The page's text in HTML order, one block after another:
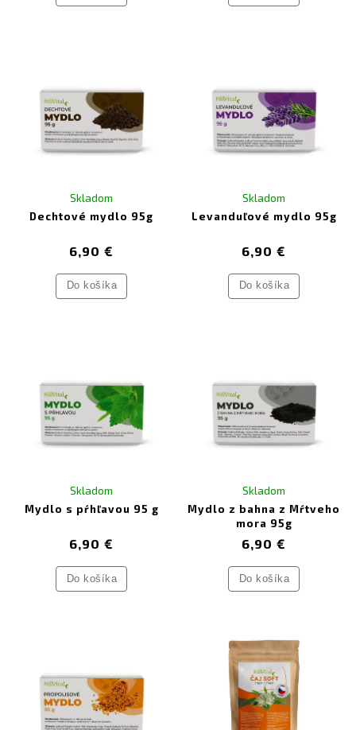
Dechtové mydlo 95g
Skladom
6,90 €
Do košíka
Levanduľové mydlo 95g
Skladom
6,90 €
Do košíka
Mydlo s pŕhľavou 95 g
Skladom
6,90 €
Do košíka
Mydlo z bahna z Mŕtveho
mora 95g
Skladom
6,90 €
Do košíka